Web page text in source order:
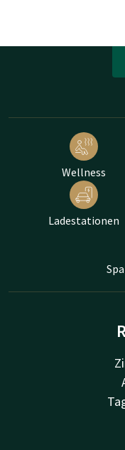
Wellness
Ladestationen